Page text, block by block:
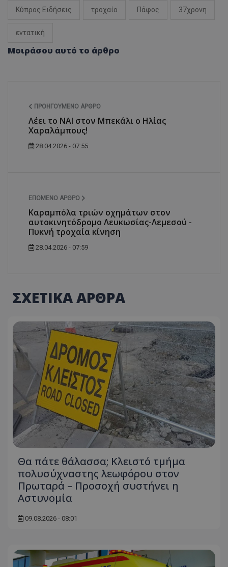
Κύπρος Ειδήσεις τροχαίο Πάφος 37χρονη
εντατική
Μοιράσου αυτό το άρθρο
ΠΡΟΗΓΟΎΜΕΝΟ ΆΡΘΡΟ
Λέει το ΝΑΙ στον Μπεκάλι ο Ηλίας
Χαραλάμπους!
28.04.2026 - 07:55
ΕΠΌΜΕΝΟ ΆΡΘΡΟ
Καραμπόλα τριών οχημάτων στον
αυτοκινητόδρομο Λευκωσίας-Λεμεσού -
Πυκνή τροχαία κίνηση
28.04.2026 - 07:59
ΣΧΕΤΙΚΑ ΑΡΘΡΑ
Θα πάτε θάλασσα; Κλειστό τμήμα
πολυσύχναστης λεωφόρου στον
Πρωταρά – Προσοχή συστήνει η
Αστυνομία
09.08.2026 - 08:01